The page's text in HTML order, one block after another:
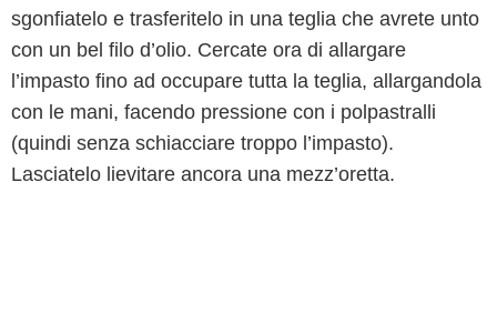
sgonfiatelo e trasferitelo in una teglia che avrete unto
con un bel filo d’olio. Cercate ora di allargare
l’impasto fino ad occupare tutta la teglia, allargandola
con le mani, facendo pressione con i polpastralli
(quindi senza schiacciare troppo l’impasto).
Lasciatelo lievitare ancora una mezz’oretta.